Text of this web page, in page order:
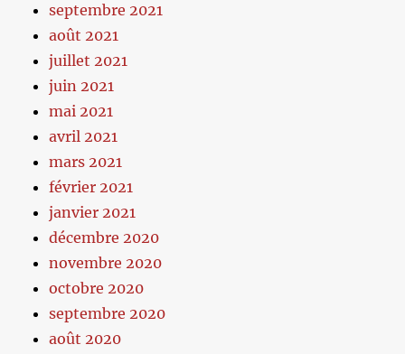
septembre 2021
août 2021
juillet 2021
juin 2021
mai 2021
avril 2021
mars 2021
février 2021
janvier 2021
décembre 2020
novembre 2020
octobre 2020
septembre 2020
août 2020